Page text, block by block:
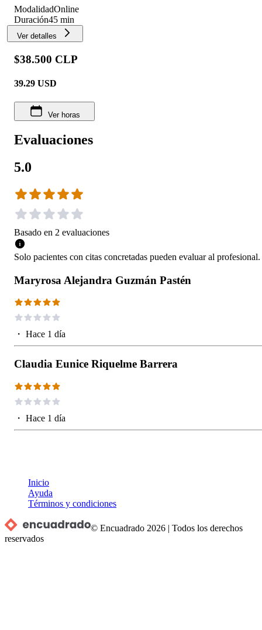
ModalidadOnline
Duración45 min
Ver detalles
$38.500 CLP
39.29 USD
Ver horas
Evaluaciones
5.0
Basado en 2 evaluaciones
Solo pacientes con citas concretadas pueden evaluar al profesional.
Maryrosa Alejandra Guzmán Pastén
・ Hace 1 día
Claudia Eunice Riquelme Barrera
・ Hace 1 día
Inicio
Ayuda
Términos y condiciones
© Encuadrado 2026 |Todos los derechos
reservados